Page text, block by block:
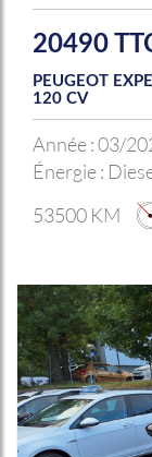
20490
PEUGEOT
120 CV
Année :03/
Énergie :
53500 KM